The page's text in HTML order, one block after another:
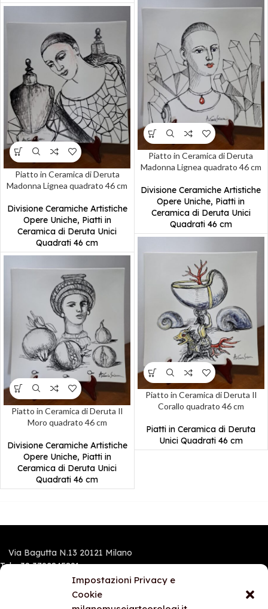
Impostazioni Privacy e
Cookie
Piatto in Ceramica di Deruta
Madonna Lignea quadrato 46 cm
Divisione Ceramiche Artistiche
Opere Uniche, Piatti in
Ceramica di Deruta Unici
Quadrati 46 cm
Piatto in Ceramica di Deruta
Madonna Lignea quadrato 46 cm
Divisione Ceramiche Artistiche
Opere Uniche, Piatti in
Ceramica di Deruta Unici
Quadrati 46 cm
Piatto in Ceramica di Deruta Il
Corallo quadrato 46 cm
Piatti in Ceramica di Deruta
Unici Quadrati 46 cm
Piatto in Ceramica di Deruta Il
Moro quadrato 46 cm
Divisione Ceramiche Artistiche
Opere Uniche, Piatti in
Ceramica di Deruta Unici
Quadrati 46 cm
Via Bagutta N.13 20121 Milano
Tel.:+39 3792845891
Mobile e Whatsapp: 3792845891